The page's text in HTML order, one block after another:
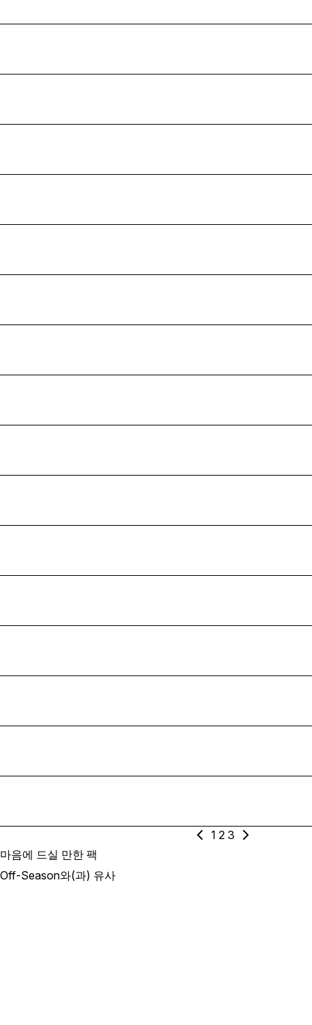
1 2 3
마음에 드실 만한 팩
Off-Season와(과) 유사